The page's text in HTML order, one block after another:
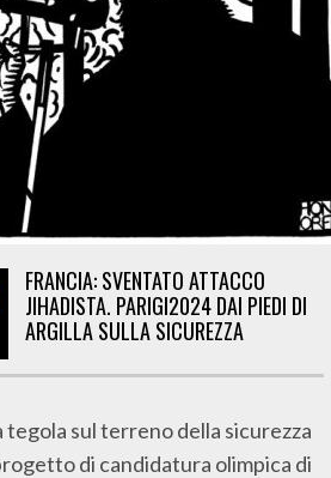
FRANCIA: SVENTATO ATTACCO
JIHADISTA. PARIGI2024 DAI PIEDI DI
ARGILLA SULLA SICUREZZA
tegola sul terreno della sicurezza
di candidatura olimpica di